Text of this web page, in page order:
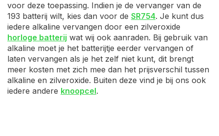
voor deze toepassing. Indien je de vervanger van de
193 batterij wilt, kies dan voor de SR754. Je kunt dus
iedere alkaline vervangen door een zilveroxide
horloge batterij wat wij ook aanraden. Bij gebruik van
alkaline moet je het batterijtje eerder vervangen of
laten vervangen als je het zelf niet kunt, dit brengt
meer kosten met zich mee dan het prijsverschil tussen
alkaline en zilveroxide. Buiten deze vind je bij ons ook
iedere andere knoopcel.